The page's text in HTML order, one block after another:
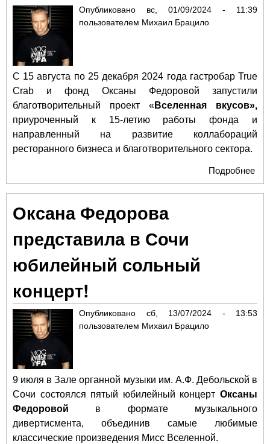
Опубликовано вс, 01/09/2024 - 11:39
пользователем Михаил Брацило
С 15 августа по 25 декабря 2024 года гастробар True
Crab и фонд Оксаны Федоровой запустили
благотворительный проект «Вселенная вкусов»,
приуроченный к 15-летию работы фонда и
направленный на развитие коллабораций
ресторанного бизнеса и благотворительного сектора.
Подробнее
и
Оксана Федорова
представила в Сочи
юбилейный сольный
концерт!
Опубликовано сб, 13/07/2024 - 13:53
пользователем Михаил Брацило
9 июля в Зале органной музыки им. А.Ф. Дебольской в
Сочи состоялся пятый юбилейный концерт Оксаны
Федоровой в формате музыкального
дивертисмента, объединив самые любимые
классические произведения Мисс Вселенной.